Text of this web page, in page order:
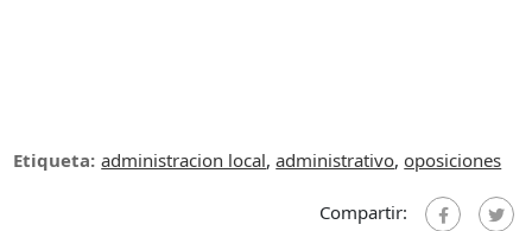
Etiqueta: administracion local,administrativo,oposiciones
Compartir: